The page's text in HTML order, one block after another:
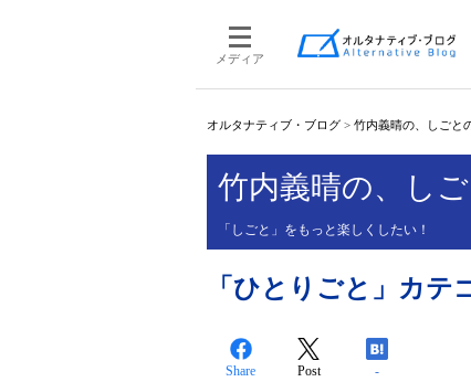
メディア
オルタナティブ・ブログ > 竹内義晴の、しごと
竹内義晴の、し
「しごと」をもっと楽しくしたい！
「ひとりごと」カテ
Share Post -